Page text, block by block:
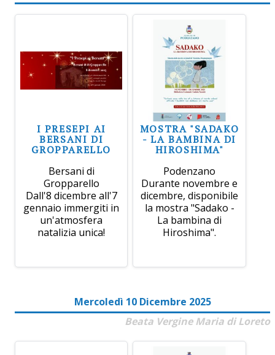
I PRESEPI AI
BERSANI DI
GROPPARELLO
Bersani di
Gropparello
Dall'8 dicembre all'7
gennaio immergiti in
un'atmosfera
natalizia unica!
MOSTRA "SADAKO
- LA BAMBINA DI
HIROSHIMA"
Podenzano
Durante novembre e
dicembre, disponibile
la mostra "Sadako -
La bambina di
Hiroshima".
Mercoledì 10 Dicembre 2025
Beata Vergine Maria di Loreto